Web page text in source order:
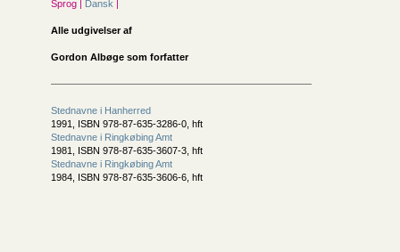
Sprog | Dansk |
Alle udgivelser af
Gordon Albøge som forfatter
Stednavne i Hanherred
1991, ISBN 978-87-635-3286-0, hft
Stednavne i Ringkøbing Amt
1981, ISBN 978-87-635-3607-3, hft
Stednavne i Ringkøbing Amt
1984, ISBN 978-87-635-3606-6, hft